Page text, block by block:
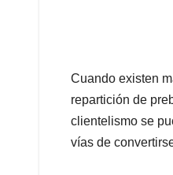
Cuando existen
repartición de
clientelismo se
vías de